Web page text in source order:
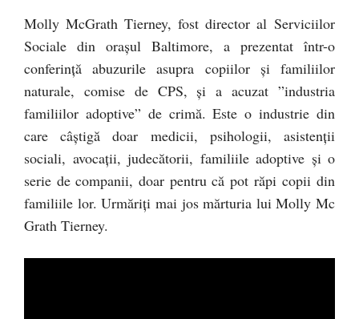
Molly McGrath Tierney, fost director al Serviciilor
Sociale din orașul Baltimore, a prezentat într-o
conferință abuzurile asupra copiilor și familiilor
naturale, comise de CPS, și a acuzat ”industria
familiilor adoptive” de crimă. Este o industrie din
care câștigă doar medicii, psihologii, asistenții
sociali, avocații, judecătorii, familiile adoptive și o
serie de companii, doar pentru că pot răpi copii din
familiile lor. Urmăriți mai jos mărturia lui Molly Mc
Grath Tierney.